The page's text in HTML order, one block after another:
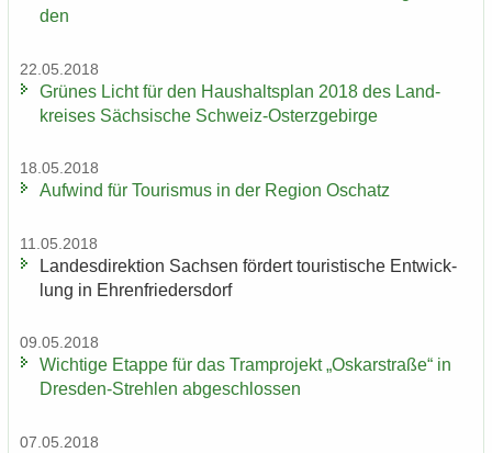
den
22.05.2018
Grü­nes Licht für den Haus­halts­plan 2018 des Land­
krei­ses Säch­si­sche Schweiz-​Osterzgebirge
18.05.2018
Auf­wind für Tou­ris­mus in der Re­gi­on Oschatz
11.05.2018
Lan­des­di­rek­ti­on Sach­sen för­dert tou­ris­ti­sche Ent­wick­
lung in Eh­ren­frie­ders­dorf
09.05.2018
Wich­ti­ge Etap­pe für das Tram­pro­jekt „Os­kar­stra­ße“ in
Dresden-​Strehlen ab­ge­schlos­sen
07.05.2018